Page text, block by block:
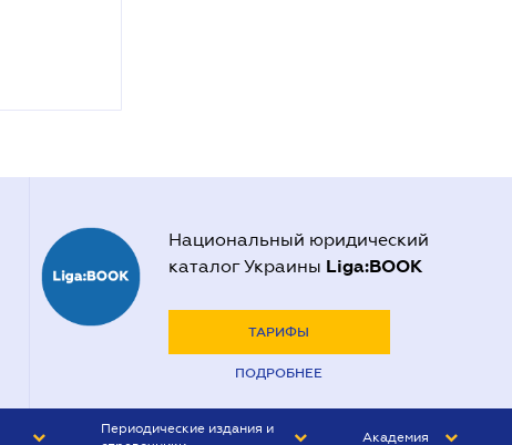
Национальный юридический
каталог Украины Liga:BOOK
ТАРИФЫ
ПОДРОБНЕЕ
Периодические издания и
Академия